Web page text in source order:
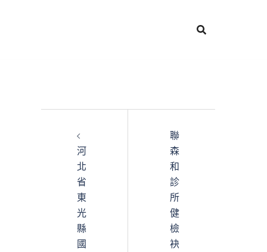
河
北
省
東
光
縣
國
聯
森
和
診
所
健
檢
袂